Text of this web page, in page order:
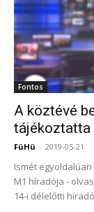
Fontos
A köztévé
tájékoztatta
FüHü - 2019-05-21
Ismét
M1 híradója -
14-i délelőtti